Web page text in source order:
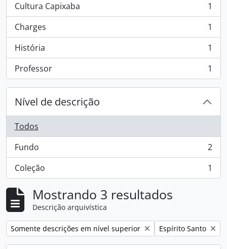
Cultura Capixaba
, 1 resultados
1
Charges
, 1 resultados
1
História
, 1 resultados
1
Professor
, 1 resultados 1
Nível de descrição
Todos
Fundo
, 2 resultados
2
Coleção
, 1 resultados 1
Mostrando 3 resultados
Descrição arquivística
Remover filtro:
Somente descrições em nível superior Remover filtro:
Espírito Santo